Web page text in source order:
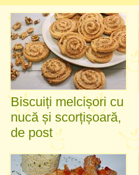
Biscuiți melcișori cu
nucă și scorțișoară,
de post